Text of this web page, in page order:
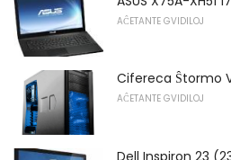
AĈETANTE GVIDILOJ
Cifereca Ŝtormo
AĈETANTE GVIDILOJ
Dell Inspiron 23